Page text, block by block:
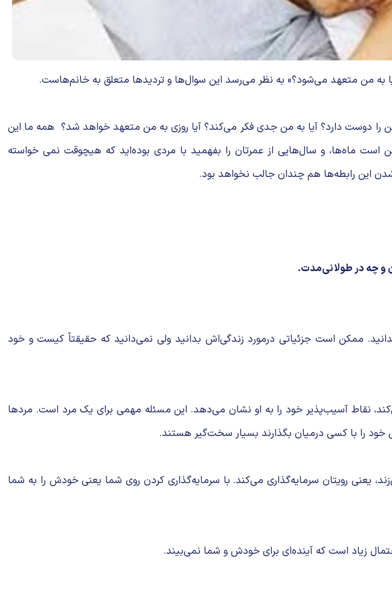
به من متعهد می‌شود؟» به نظر می‌رسد این سوال‌ها و تردیدها متعلق به خانم‌هاست.
را دوست دارد؟ آیا به من جدی فکر می‌کند؟ آیا روزی به من متعهد خواهد شد؟ همه ما این
است ماه‌ها، و سال‌‌هایی از عمرتان را بفهمید با مردی بوده‌اید که هیچوقت نمی خواسته
این رابطه‌ها هم چندان جالب نخواهد بود.
ممکن است جزئیاتی درمورد زندگی‌اش بدانید ولی نمی‌دانید که حقیقتاً کیست و خود
نقاط آسیب‌پذیر خود را به او نشان می‌دهد. این مسئله مهمی برای یک مرد است. مردها
را با کسی درمیان بگذارند بسیار سخت‌گیر هستند.
یعنی رویتان سرمایه‌گذاری می‌کند. با سرمایه‌گذاری کردن روی شما یعنی خودش را به شما
زیاد است که آینده‌ای برای خودش و شما نمی‌بیند.